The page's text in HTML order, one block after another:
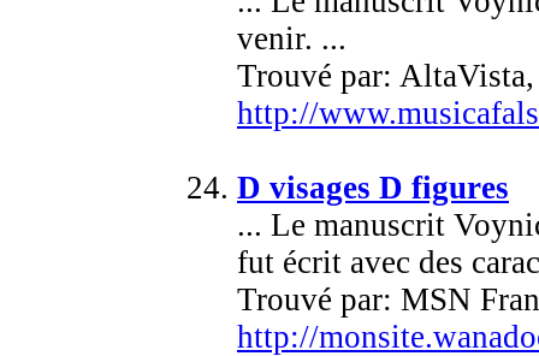
venir. ...
Trouvé par:
http://
D visages D figures
... Le manuscrit
fut écrit avec des
Trouvé par: MSN
http://